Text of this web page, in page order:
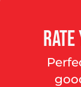
Rate